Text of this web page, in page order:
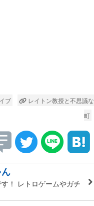
ブ
レイトン教授と不思議な
町
！ レトロゲームやガチ